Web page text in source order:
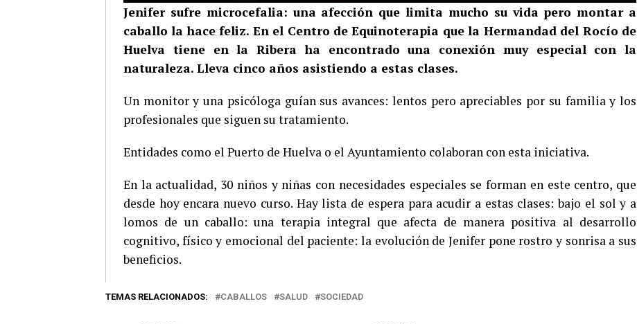
Jenifer sufre microcefalia: una afección que limita mucho su vida pero montar a
caballo la hace feliz. En el Centro de Equinoterapia que la Hermandad del Rocío de
Huelva tiene en la Ribera ha encontrado una conexión muy especial con la
naturaleza. Lleva cinco años asistiendo a estas clases.
Un monitor y una psicóloga guían sus avances: lentos pero apreciables por su familia y los
profesionales que siguen su tratamiento.
Entidades como el Puerto de Huelva o el Ayuntamiento colaboran con esta iniciativa.
En la actualidad, 30 niños y niñas con necesidades especiales se forman en este centro, que
desde hoy encara nuevo curso. Hay lista de espera para acudir a estas clases: bajo el sol y a
lomos de un caballo: una terapia integral que afecta de manera positiva al desarrollo
cognitivo, físico y emocional del paciente: la evolución de Jenifer pone rostro y sonrisa a sus
beneficios.
TEMAS RELACIONADOS: CABALLOS SALUD SOCIEDAD